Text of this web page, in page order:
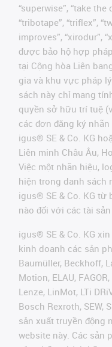
“superwise”, “take the
“tribotape”, “triflex”,
improves”, “xirodur”,
được bảo hộ hợp
tại Cộng hòa Liên
gia và khu vực pháp
sách này chỉ mang
quyền sở hữu trí tuệ
các đơn đăng ký
igus® SE & Co. KG
Liên minh Châu Âu,
Việc một nhãn hiệu,
hiện trong danh sách
igus® SE & Co. KG
nào đối với các tài
igus® SE & Co. KG
kinh doanh các sản
Baumüller, Beckhoff,
Motion, ELAU,
Lenze, LinMot, LTi
Bosch Rexroth, SEW,
sản xuất truyền động
website này. Các sản